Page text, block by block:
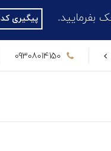
پیگیری کدهای مرسولات
09308014150